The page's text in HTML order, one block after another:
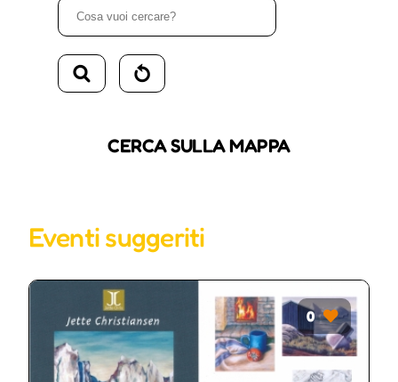
CERCA SULLA MAPPA
Eventi suggeriti
0